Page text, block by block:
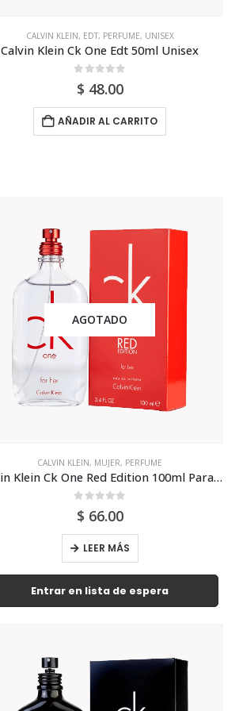
CALVIN KLEIN, EDT, PERFUME, UNISEX
Calvin Klein Ck One Edt 50ml Unisex
out of 5
$ 48.00
AÑADIR AL CARRITO
AGOTADO
CALVIN KLEIN, MUJER, PERFUME
Calvin Klein Ck One Red Edition 100ml Para Mujer
out of 5
$ 66.00
LEER MÁS
Entrar en lista de espera